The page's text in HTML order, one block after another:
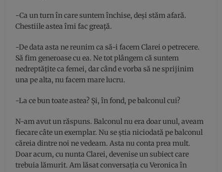
-Ca un turn în care suntem închise, deși stăm afară.
Chestiile astea îmi fac greață.
-De data asta ne reunim ca să-i facem Clarei o petrecere.
Să fim generoase cu ea. Ne tot plângem că suntem
nedreptățite ca femei, dar când e vorba să ne sprijinim
una pe alta, nu facem mare lucru.
-La ce bun toate astea? Și, în fond, pe balconul cui?
N-am avut un răspuns. Balconul nu era doar unul, aveam
fiecare câte un exemplar. Nu se știa niciodată pe balconul
căreia dintre noi ne vedeam. Asta nu conta prea mult.
Doar acum, cu nunta Clarei, devenise un subiect care
trebuia lămurit. Am lăsat conversația cu Veronica în